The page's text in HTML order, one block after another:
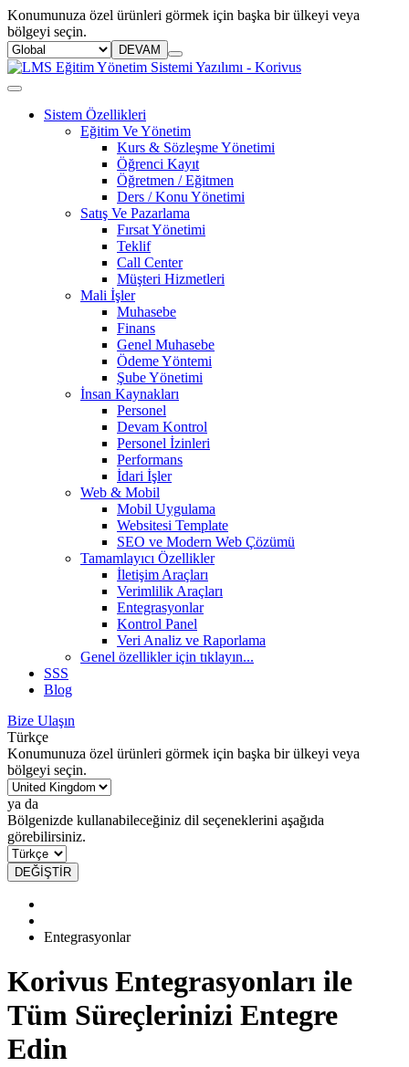
Konumunuza özel ürünleri görmek için başka bir ülkeyi veya
bölgeyi seçin.
DEVAM
Sistem Özellikleri
Eğitim Ve Yönetim
Kurs & Sözleşme Yönetimi
Öğrenci Kayıt
Öğretmen / Eğitmen
Ders / Konu Yönetimi
Satış Ve Pazarlama
Fırsat Yönetimi
Teklif
Call Center
Müşteri Hizmetleri
Mali İşler
Muhasebe
Finans
Genel Muhasebe
Ödeme Yöntemi
Şube Yönetimi
İnsan Kaynakları
Personel
Devam Kontrol
Personel İzinleri
Performans
İdari İşler
Web & Mobil
Mobil Uygulama
Websitesi Template
SEO ve Modern Web Çözümü
Tamamlayıcı Özellikler
İletişim Araçları
Verimlilik Araçları
Entegrasyonlar
Kontrol Panel
Veri Analiz ve Raporlama
Genel özellikleriçin tıklayın...
SSS
Blog
Bize Ulaşın
Türkçe
Konumunuza özel ürünleri görmek için başka bir ülkeyi veya
bölgeyi seçin.
ya da
Bölgenizde kullanabileceğiniz dil seçeneklerini aşağıda
görebilirsiniz.
DEĞİŞTİR
Entegrasyonlar
Korivus Entegrasyonları ile
Tüm Süreçlerinizi Entegre
Edin